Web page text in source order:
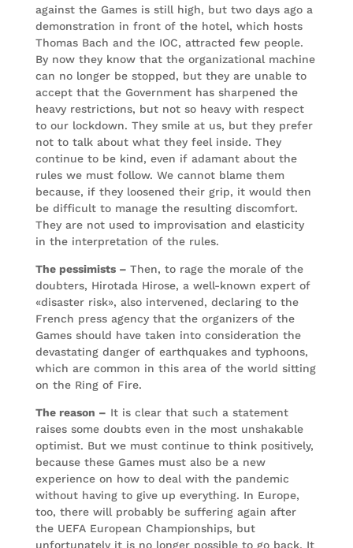
against the Games is still high, but two days ago a
demonstration in front of the hotel, which hosts
Thomas Bach and the IOC, attracted few people.
By now they know that the organizational machine
can no longer be stopped, but they are unable to
accept that the Government has sharpened the
heavy restrictions, but not so heavy with respect
to our lockdown. They smile at us, but they prefer
not to talk about what they feel inside. They
continue to be kind, even if adamant about the
rules we must follow. We cannot blame them
because, if they loosened their grip, it would then
be difficult to manage the resulting discomfort.
They are not used to improvisation and elasticity
in the interpretation of the rules.
The pessimists – Then, to rage the morale of the
doubters, Hirotada Hirose, a well-known expert of
«disaster risk», also intervened, declaring to the
French press agency that the organizers of the
Games should have taken into consideration the
devastating danger of earthquakes and typhoons,
which are common in this area of ​​the world sitting
on the Ring of Fire.
The reason – It is clear that such a statement
raises some doubts even in the most unshakable
optimist. But we must continue to think positively,
because these Games must also be a new
experience on how to deal with the pandemic
without having to give up everything. In Europe,
too, there will probably be suffering again after
the UEFA European Championships, but
unfortunately it is no longer possible to go back. It